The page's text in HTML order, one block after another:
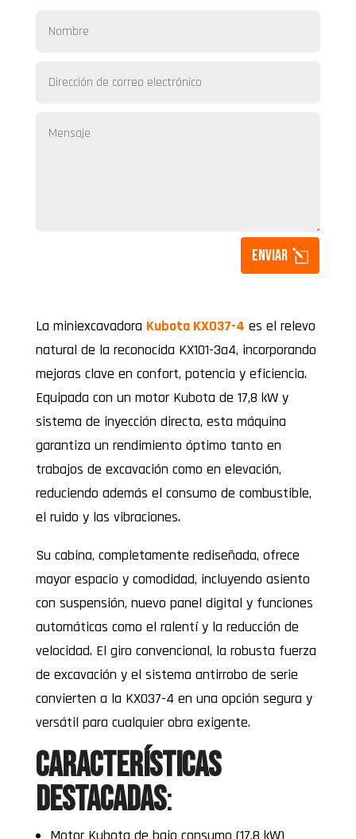
Enviar
La miniexcavadora Kubota KX037-4 es el relevo
natural de la reconocida KX101-3a4, incorporando
mejoras clave en confort, potencia y eficiencia.
Equipada con un motor Kubota de 17,8 kW y
sistema de inyección directa, esta máquina
garantiza un rendimiento óptimo tanto en
trabajos de excavación como en elevación,
reduciendo además el consumo de combustible,
el ruido y las vibraciones.
Su cabina, completamente rediseñada, ofrece
mayor espacio y comodidad, incluyendo asiento
con suspensión, nuevo panel digital y funciones
automáticas como el ralentí y la reducción de
velocidad. El giro convencional, la robusta fuerza
de excavación y el sistema antirrobo de serie
convierten a la KX037-4 en una opción segura y
versátil para cualquier obra exigente.
Características
destacadas:
Motor Kubota de bajo consumo (17,8 kW)